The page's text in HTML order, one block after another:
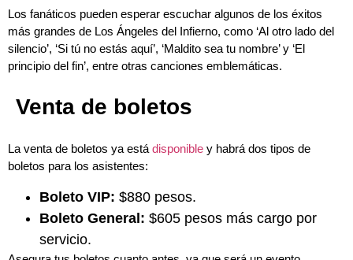
Los fanáticos pueden esperar escuchar algunos de los éxitos
más grandes de Los Ángeles del Infierno, como ‘Al otro lado del
silencio’, ‘Si tú no estás aquí’, ‘Maldito sea tu nombre’ y ‘El
principio del fin’, entre otras canciones emblemáticas.
Venta de boletos
La venta de boletos ya estádisponible y habrá dos tipos de
boletos para los asistentes:
Boleto VIP: $880 pesos.
Boleto General: $605 pesos más cargo por
servicio.